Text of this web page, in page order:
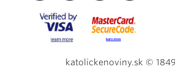
katolickenoviny.sk ©